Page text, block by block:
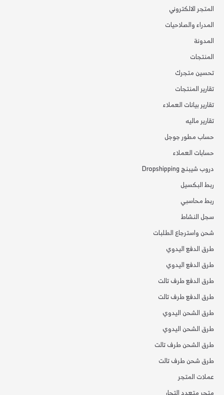
المتجر الالكتروني
المدراء والصلاحيات
المدونة
المنتجات
تحسين متجرك
تقارير المنتجات
تقارير بيانات العملاء
تقارير ماليه
حساب مطور جوجل
حسابات العملاء
دروب شيبنج Dropshipping
ربط البكسيل
ربط محاسبي
سجل النشاط
شحن واسترجاع الطلبات
طرق الدفع اليدوي
طرق الدفع اليدوي
طرق الدفع طرف تالت
طرق الدفع طرف تالت
طرق الشحن اليدوي
طرق الشحن اليدوي
طرق الشحن طرف تالت
طرق شحن طرف تالت
عملات المتجر